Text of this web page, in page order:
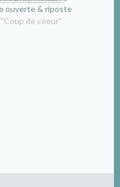
ouverte & riposte
de coeur"